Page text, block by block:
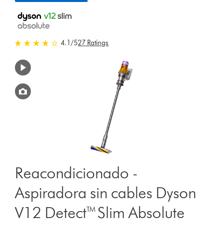
4.1 estrellas de 5 de 27 Ratings
4.1/527 Ratings
Reacondicionado -
Aspiradora sin cables Dyson
V12 Detect™ Slim Absolute